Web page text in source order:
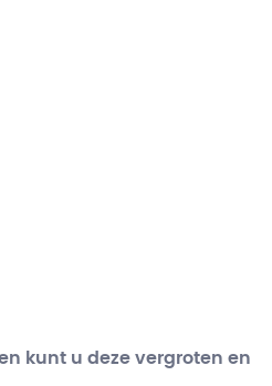
kunt u deze vergroten en